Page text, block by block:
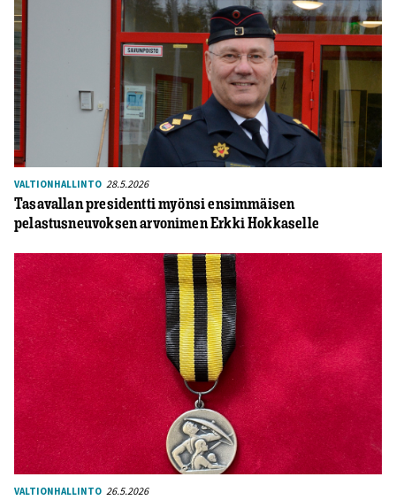
VALTIONHALLINTO 28.5.2026
Tasavallan presidentti myönsi ensimmäisen
pelastusneuvoksen arvonimen Erkki Hokkaselle
VALTIONHALLINTO 26.5.2026